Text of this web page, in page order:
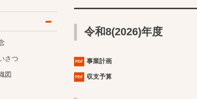
令和8(2026)年度
事業計画
収支予算
さつ
図